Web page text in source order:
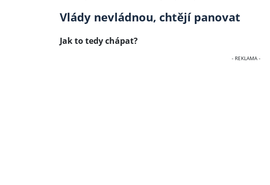
Vlády nevládnou, chtějí panovat
Jak to tedy chápat?